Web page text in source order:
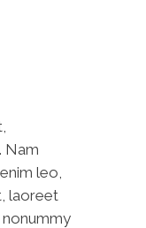
Nam
leo,
laoreet
nonummy